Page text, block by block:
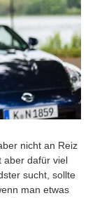
nicht an Reiz
aber dafür viel
sucht, sollte
man etwas